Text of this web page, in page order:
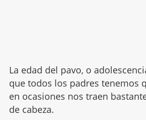
La edad del pavo, o
que todos los padres tenemos
en ocasiones nos traen
de cabeza.